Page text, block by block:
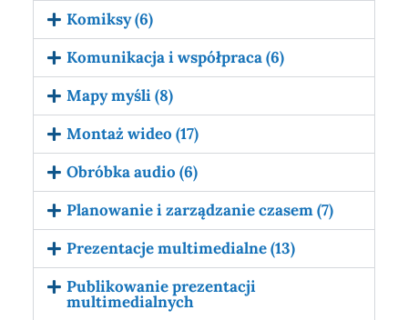
Komiksy (6)
Komunikacja i współpraca (6)
Mapy myśli (8)
Montaż wideo (17)
Obróbka audio (6)
Planowanie i zarządzanie czasem (7)
Prezentacje multimedialne (13)
Publikowanie prezentacji
multimedialnych